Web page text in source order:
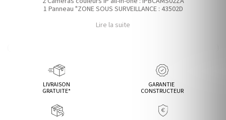
1 Panneau "ZONE SOUS SURVEILLANCE : 43502D
Lire la suite
LIVRAISON
GRATUITE*
GARANTIE
CONSTRUCTEUR